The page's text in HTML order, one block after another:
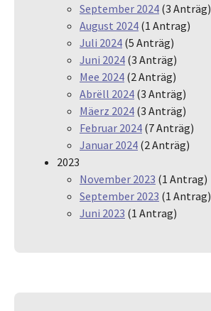
September 2024 (3 Anträg)
August 2024 (1 Antrag)
Juli 2024 (5 Anträg)
Juni 2024 (3 Anträg)
Mee 2024 (2 Anträg)
Abrëll 2024 (3 Anträg)
Mäerz 2024 (3 Anträg)
Februar 2024 (7 Anträg)
Januar 2024 (2 Anträg)
2023
November 2023 (1 Antrag)
September 2023 (1 Antrag)
Juni 2023 (1 Antrag)